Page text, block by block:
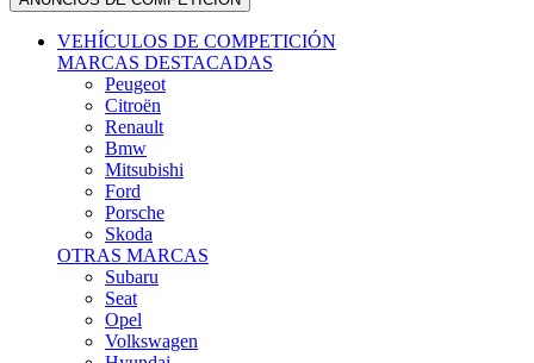
VEHÍCULOS DE COMPETICIÓN
MARCAS DESTACADAS
Peugeot
Citroën
Renault
Bmw
Mitsubishi
Ford
Porsche
Skoda
OTRAS MARCAS
Subaru
Seat
Opel
Volkswagen
Hyundai
Fiat, Alfa Romeo, Lancia, Jeep